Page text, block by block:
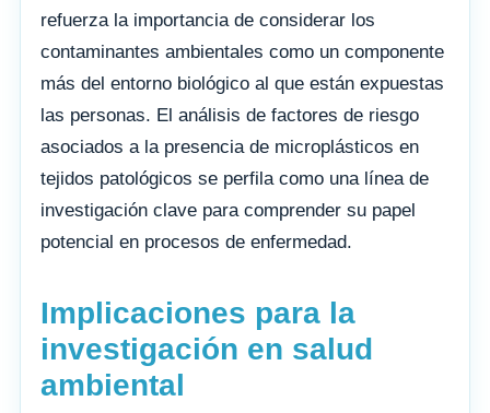
refuerza la importancia de considerar los
contaminantes ambientales como un componente
más del entorno biológico al que están expuestas
las personas. El análisis de factores de riesgo
asociados a la presencia de microplásticos en
tejidos patológicos se perfila como una línea de
investigación clave para comprender su papel
potencial en procesos de enfermedad.
Implicaciones para la
investigación en salud
ambiental